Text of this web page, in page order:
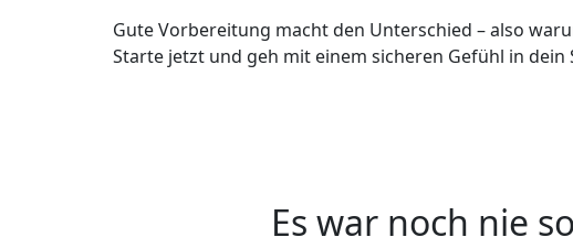
Gute Vorbereitung macht den Unterschied – also
Starte jetzt und geh mit einem sicheren Gefühl in dein
Es war noch nie